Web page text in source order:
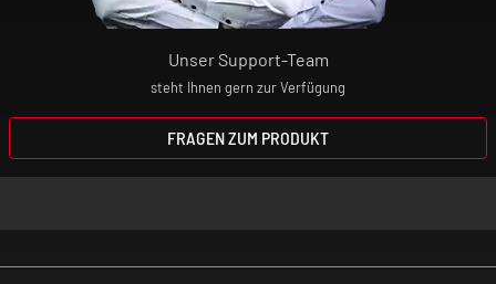
Unser Support-Team
steht Ihnen gern zur Verfügung
FRAGEN ZUM PRODUKT